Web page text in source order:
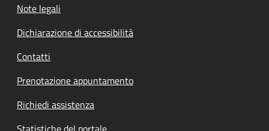
Note legali
Dichiarazione di accessibilità
Contatti
Prenotazione appuntamento
Richiedi assistenza